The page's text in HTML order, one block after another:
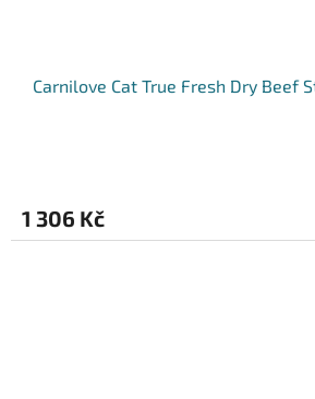
Carnilove Cat True Fresh Dry Beef
1 306 Kč